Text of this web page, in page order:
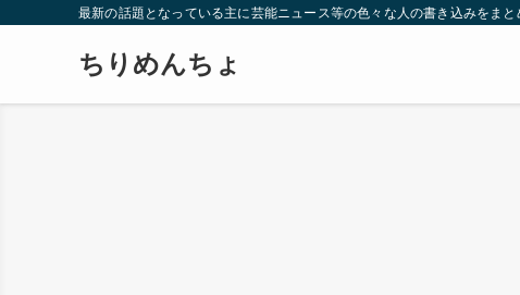
最新の話題となっている主に芸能ニュース等の色々な人の書き込みをま
ちりめんちょ